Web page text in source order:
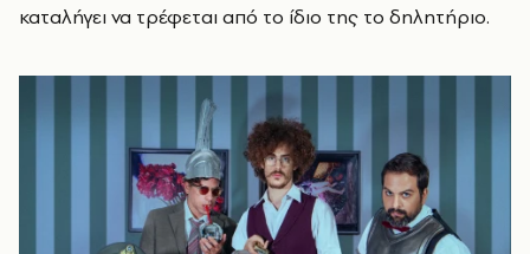
καταλήγει να τρέφεται από το ίδιο της το δηλητήριο.